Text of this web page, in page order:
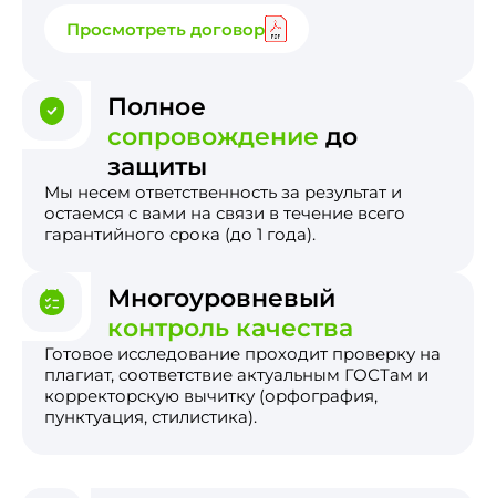
Просмотреть договор
Полное
сопровождение до
защиты
Мы несем ответственность за результат и
остаемся с вами на связи в течение всего
гарантийного срока (до 1 года).
Многоуровневый
контроль качества
Готовое исследование проходит проверку на
плагиат, соответствие актуальным ГОСТам и
корректорскую вычитку (орфография,
пунктуация, стилистика).